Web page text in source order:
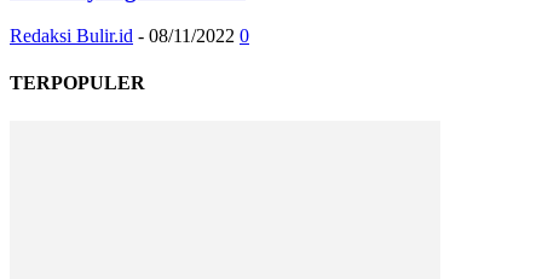
Redaksi Bulir.id - 08/11/2022 0
TERPOPULER